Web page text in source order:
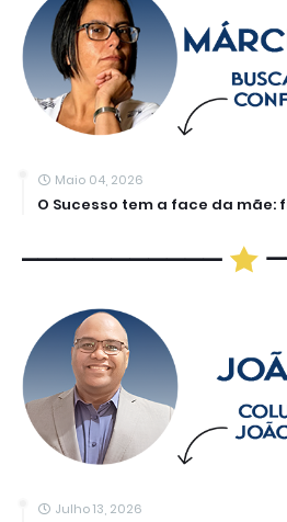
Maio 04, 2026
O Sucesso tem a face da mãe:
Julho 13, 2026